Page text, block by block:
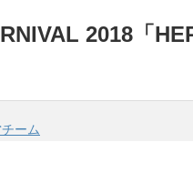
2018「
ーム